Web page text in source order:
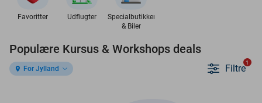
Favoritter Udflugter
Specialbutikker
& Biler
Populære Kursus & Workshops deals
For Jylland Filtre
1